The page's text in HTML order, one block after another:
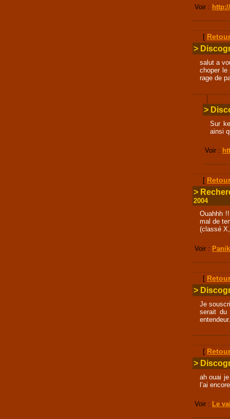
Voir :
[
>
salut a
choper le
rage de
>
Sur
ainsi
Voir :
[
>
2004
Ouahhh
mal de
(classé
Voir :
[
>
Je
serait du
[
>
ah ouai
l’ai
Voir : Le